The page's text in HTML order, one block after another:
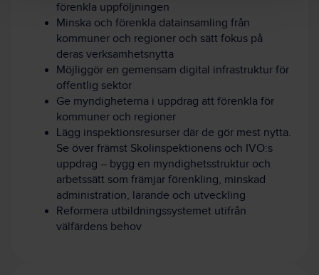
förenkla uppföljningen
Minska och förenkla datainsamling från
kommuner och regioner och sätt fokus på
deras verksamhetsnytta
Möjliggör en gemensam digital infrastruktur för
offentlig sektor
Ge myndigheterna i uppdrag att förenkla för
kommuner och regioner
Lägg inspektionsresurser där de gör mest nytta.
Se över främst Skolinspektionens och IVO:s
uppdrag – bygg en myndighetsstruktur och
arbetssätt som främjar förenkling, minskad
administration, lärande och utveckling
Reformera utbildningssystemet utifrån
välfärdens behov